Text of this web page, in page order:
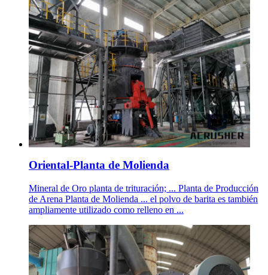
Oriental-Planta de Molienda
Mineral de Oro planta de trituración; ... Planta de Producción
de Arena Planta de Molienda ... el polvo de barita es también
ampliamente utilizado como relleno en ...